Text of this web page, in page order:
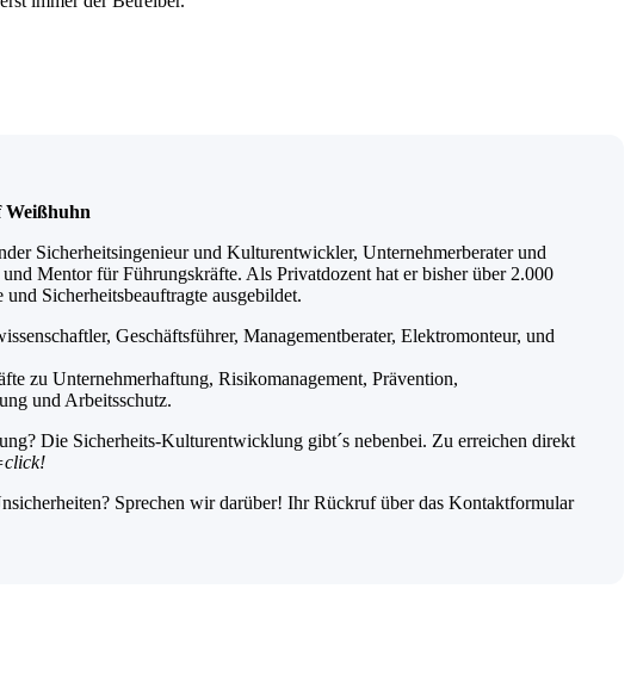
Sicherheitsingenieur und Kulturentwickler, Unternehmerberater und
und Mentor für Führungskräfte. Als Privatdozent hat er bisher über 2.000
und Sicherheitsbeauftragte ausgebildet.
Geschäftsführer, Managementberater, Elektromonteur, und
zu Unternehmerhaftung, Risikomanagement, Prävention,
und Arbeitsschutz.
Die Sicherheits-Kulturentwicklung gibt´s nebenbei. Zu erreichen direkt
Sprechen wir darüber! Ihr Rückruf über das Kontaktformular